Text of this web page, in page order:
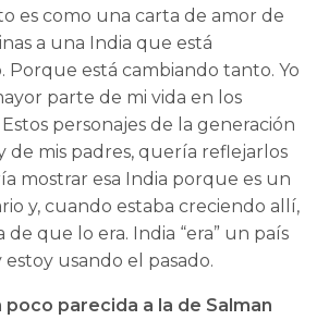
es como una carta de amor de
a una India que está
Porque está cambiando tanto. Yo
parte de mi vida en los
personajes de la generación
de mis padres, quería reflejarlos
mostrar esa India porque es un
y, cuando estaba creciendo allí,
que lo era. India “era” un país
usando el pasado.
poco parecida a la de Salman